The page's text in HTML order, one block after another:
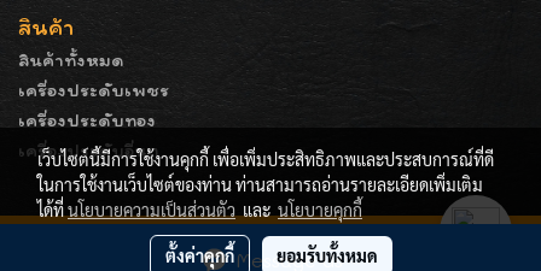
Message Us
สินค้า
สินค้าทั้งหมด
เครื่องประดับเพชร
เครื่องประดับทอง
เครื่องประดับอื่นๆ
COPYRIGHT - ENGNAMHENG | รูปภาพมีลิขสิทธิ์ ห้ามมิให้
เว็บไซต์นี้มีการใช้งานคุกกี้ เพื่อเพิ่มประสิทธิภาพและประสบการณ์ที่ดี
ในการใช้งานเว็บไซต์ของท่าน ท่านสามารถอ่านรายละเอียดเพิ่มเติม
ได้ที่นโยบายความเป็นส่วนตัว และ นโยบายคุกกี้
ตั้งค่าคุกกี้ ยอมรับทั้งหมด